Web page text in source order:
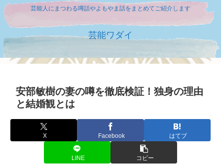
芸能人にまつわる噂話やよもやま話をまとめてご紹介します
芸能ワダイ
安部敏樹の妻の噂を徹底検証！独身の理由
と結婚観とは
X Facebook はてブ
LINE コピー